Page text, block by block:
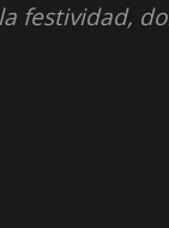
festividad,